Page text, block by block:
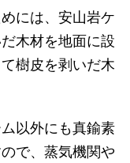
には、安山岩ケ
木材を地面に設
樹皮を剥いだ木
以外にも真鍮素
で、蒸気機関や